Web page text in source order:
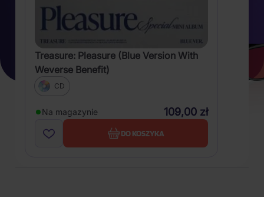
Treasure: Pleasure (Blue Version With
Weverse Benefit)
CD
Na magazynie 109,00 zł
DO KOSZYKA